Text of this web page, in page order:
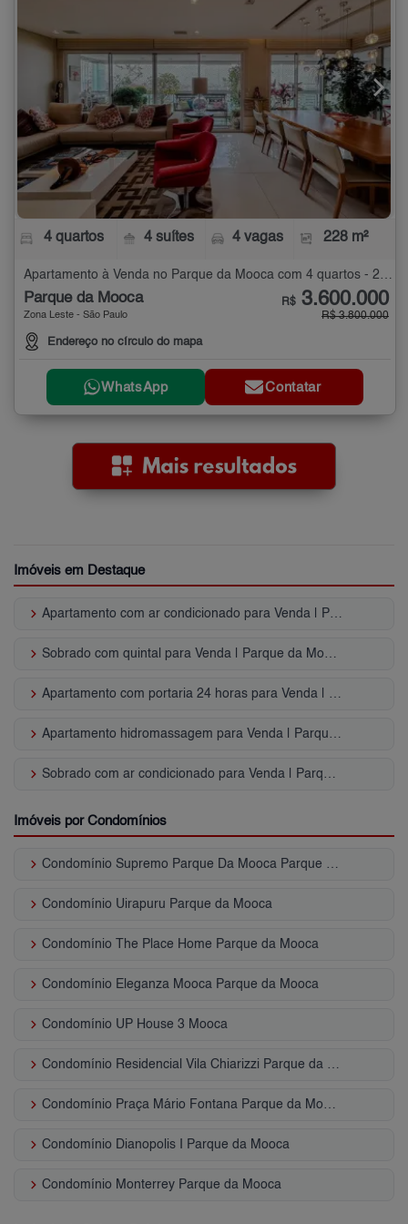
4 quartos 4 suítes 4 vagas 228 m²
Parque da Mooca
Zona Leste - São Paulo
Endereço no círculo do mapa
R$ 3.600.000
R$ 3.800.000
WhatsApp Contatar
Imóveis em Destaque
keyboard_arrow_right Apartamento com ar condicionado para Venda | Parque da Mooca
keyboard_arrow_right Sobrado com quintal para Venda | Parque da Mooca
keyboard_arrow_right Apartamento com portaria 24 horas para Venda | Parque da Mooca
keyboard_arrow_right Apartamento hidromassagem para Venda | Parque da Mooca
keyboard_arrow_right Sobrado com ar condicionado para Venda | Parque da Mooca
Imóveis por Condomínios
keyboard_arrow_right Condomínio Supremo Parque Da Mooca Parque da Mooca
keyboard_arrow_right Condomínio Uirapuru Parque da Mooca
keyboard_arrow_right Condomínio The Place Home Parque da Mooca
keyboard_arrow_right Condomínio Eleganza Mooca Parque da Mooca
keyboard_arrow_right Condomínio UP House 3 Mooca
keyboard_arrow_right Condomínio Residencial Vila Chiarizzi Parque da Mooca
keyboard_arrow_right Condomínio Praça Mário Fontana Parque da Mooca
keyboard_arrow_right Condomínio Dianopolis I Parque da Mooca
keyboard_arrow_right Condomínio Monterrey Parque da Mooca